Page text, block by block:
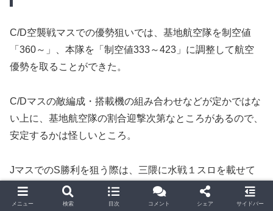
C/D空襲戦マスでの優勢狙いでは、基地航空隊を制空値
「360～」、本隊を「制空値333～423」に調整して航空
優勢を取ることができた。
C/Dマスの敵編成・搭載機の組み合わせなどが定かではな
い上に、基地航空隊の割合迎撃次第なところがあるので、
安定するかは怪しいところ。
JマスでのS勝利を狙う際は、三隈に水戦１スロを載せて
制空値「43」にしてE/Jマスで弾着観測射撃ができるよう
にした。
メニュー 検索 目次 コメント シェア サイドバー